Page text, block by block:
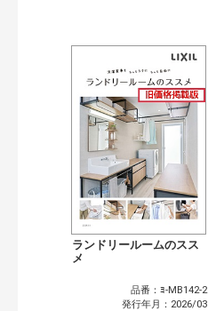
ランドリールームのスス
メ
品番：ﾖ-MB142-2
発行年月：2026/03